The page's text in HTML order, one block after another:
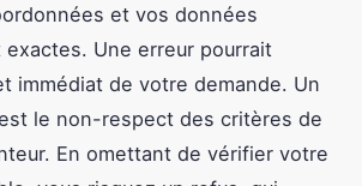
et vos données
Une erreur pourrait
immédiat de votre demande. Un
le non-respect des critères de
En omettant de vérifier votre